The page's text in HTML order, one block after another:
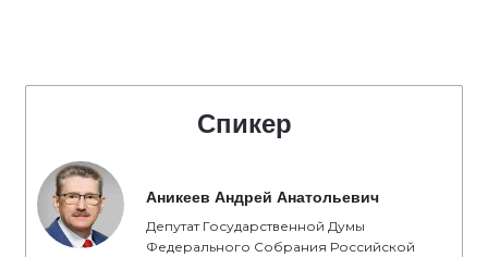
Спикер
Аникеев Андрей Анатольевич
Депутат Государственной Думы
Федерального Собрания Российской